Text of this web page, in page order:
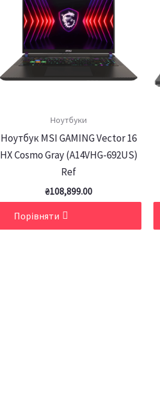
Ноутбуки
Ноутбук MSI GAMING Vector 16
HX Cosmo Gray (A14VHG-692US)
Ref
₴108,899.00
Порівняти